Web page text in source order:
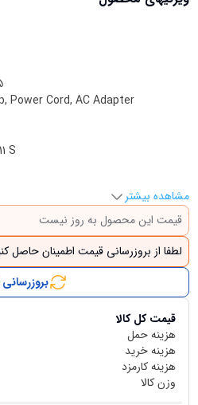
Power Cord, AC Adapter
S
مشاهده بیشتر
قیمت این محصول به روز نیست
لطفا از بروزرسانی قیمت اطمینان حاصل
قیمت کل کالا
هزینه حمل
هزینه خرید
هزینه کارمزد
وزن کالا